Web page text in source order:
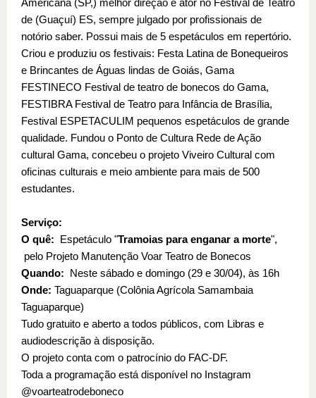
Americana (SP,) melhor direção e ator no Festival de Teatro
de (Guaçuí) ES, sempre julgado por profissionais de
notório saber. Possui mais de 5 espetáculos em repertório.
Criou e produziu os festivais: Festa Latina de Bonequeiros
e Brincantes de Águas lindas de Goiás, Gama
FESTINECO Festival de teatro de bonecos do Gama,
FESTIBRA Festival de Teatro para Infância de Brasília,
Festival ESPETACULIM pequenos espetáculos de grande
qualidade. Fundou o Ponto de Cultura Rede de Ação
cultural Gama, concebeu o projeto Viveiro Cultural com
oficinas culturais e meio ambiente para mais de 500
estudantes.
Serviço:
O quê: Espetáculo "Tramoias para enganar a morte",
pelo Projeto Manutenção Voar Teatro de Bonecos
Quando: Neste sábado e domingo (29 e 30/04), às 16h
Onde: Taguaparque (Colônia Agrícola Samambaia
Taguaparque)
Tudo gratuito e aberto a todos públicos, com Libras e
audiodescrição à disposição.
O projeto conta com o patrocínio do FAC-DF.
Toda a programação está disponível no Instagram
@voarteatrodeboneco